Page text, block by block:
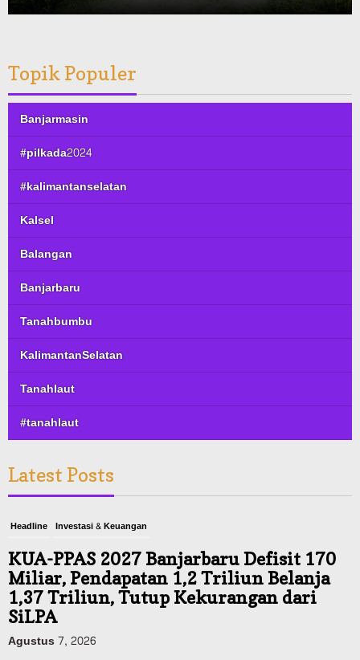
Topik Populer
Banjarmasin
#pilkada2024
#kalimantanselatan
Kalsel
Balangan
Banjarbaru
Tanahbumbu
KalimantanSelatan
Tanahlaut
#tanahlaut
Latest Posts
Headline Investasi & Keuangan
KUA-PPAS 2027 Banjarbaru Defisit 170
Miliar, Pendapatan 1,2 Triliun Belanja
1,37 Triliun, Tutup Kekurangan dari
SiLPA
Agustus 7, 2026